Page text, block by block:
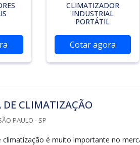
CLIMATIZADOR
INDUSTRIAL
PORTÁTIL
Cotar agora
DE CLIMATIZAÇÃO
PAULO - SP
climatização é muito importante no